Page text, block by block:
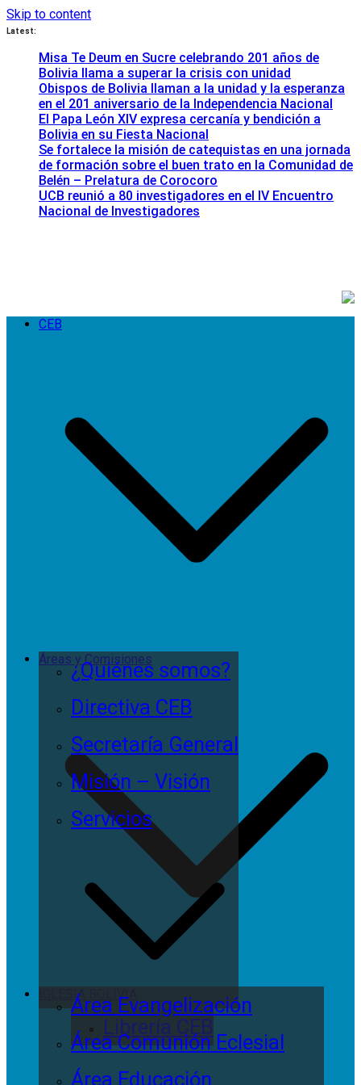
Skip to content
Latest:
Misa Te Deum en Sucre celebrando 201 años de
Bolivia llama a superar la crisis con unidad
Obispos de Bolivia llaman a la unidad y la esperanza
en el 201 aniversario de la Independencia Nacional
El Papa León XIV expresa cercanía y bendición a
Bolivia en su Fiesta Nacional
Se fortalece la misión de catequistas en una jornada
de formación sobre el buen trato en la Comunidad de
Belén – Prelatura de Corocoro
UCB reunió a 80 investigadores en el IV Encuentro
Nacional de Investigadores
CEB
¿Quiénes somos?
Directiva CEB
Secretaría General
Misión – Visión
Servicios
Librería CEB
Áreas y Comisiones
Área Evangelización
Área Comunión Eclesial
Área Educación
IGLESIA BOLIVIA